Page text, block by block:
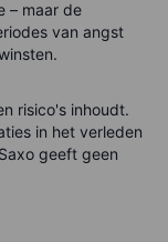
– maar de
van angst
risico's inhoudt.
in het verleden
geeft geen